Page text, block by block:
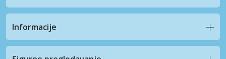
Informacije